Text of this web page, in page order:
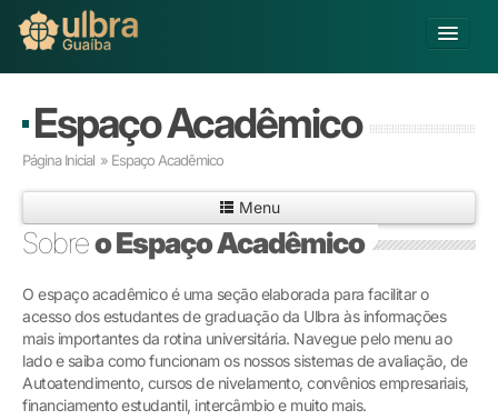
Buscar
Já sou Aluno
Matricule-se
Educação Básica
Graduação
Pós-graduação
Educação a Distância
Pesquisa
Extensão
Espaço Acadêmico
Página Inicial » Espaço Acadêmico
Menu
Sobreo Espaço Acadêmico
O espaço acadêmico é uma seção elaborada para facilitar o
acesso dos estudantes de graduação da Ulbra às informações
mais importantes da rotina universitária. Navegue pelo menu ao
lado e saiba como funcionam os nossos sistemas de avaliação, de
Autoatendimento, cursos de nivelamento, convênios empresariais,
financiamento estudantil, intercâmbio e muito mais.